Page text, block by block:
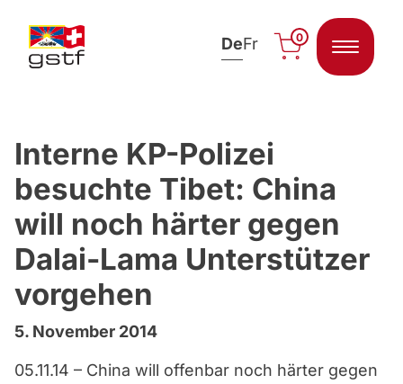
DeFr 0
Interne KP-Polizei
besuchte Tibet: China
will noch härter gegen
Dalai-Lama Unterstützer
vorgehen
5. November 2014
05.11.14 – China will offenbar noch härter gegen